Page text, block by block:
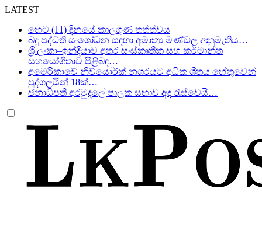
LATEST
හෙට (11) දිනයේ කාලගුණ තත්ත්වය
බදු පද්ධති සංශෝධන සඳහා අමාත්‍ය මණ්ඩල අනුමැතිය…
ශ්‍රී ලංකා–ඉන්දියාව අතර සංස්කෘතික සහ කර්මාන්ත
සහයෝගීතාව පිළිබඳ…
අමෙරිකාවේ නිව්යෝර්ක් නගරයට අධික ශීතය හේතුවෙන්
පුද්ගලයින් 18ක්…
ජනාධිපති අරමුදලේ පාලක සභාව අද රැස්වෙයි…